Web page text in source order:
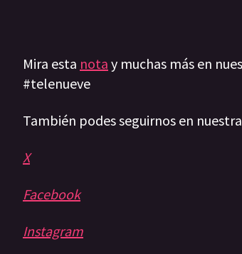
Mira esta nota y muchas más en
#telenueve
También podes seguirnos en
X
Facebook
Instagram